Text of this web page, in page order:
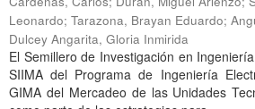
Leonardo; Tarazona, Brayan Eduardo;
Dulcey Angarita, Gloria Inmirida
El Semillero de Investigación en
SIIMA del Programa de Ingeniería
GIMA del Mercadeo de las Unidades